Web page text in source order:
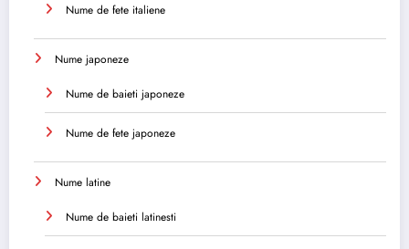
Nume de fete italiene
Nume japoneze
Nume de baieti japoneze
Nume de fete japoneze
Nume latine
Nume de baieti latinesti